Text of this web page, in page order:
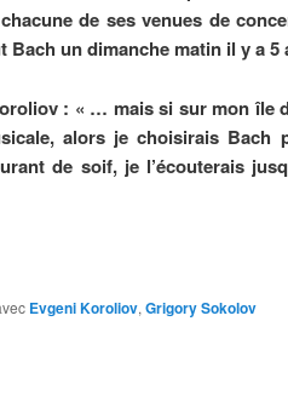
de ses venues de
un dimanche matin il y a 5
: « … mais si sur mon île
alors je choisirais Bach
de soif, je l’écouterais
Evgeni Koroliov,Grigory Sokolov